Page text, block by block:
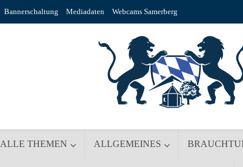
Bannerschaltung Mediadaten Webcams Samerberg
ALLE THEMEN ALLGEMEINES